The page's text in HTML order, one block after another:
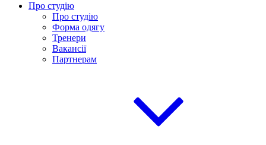
Про студію
Про студію
Форма одягу
Тренери
Вакансії
Партнерам